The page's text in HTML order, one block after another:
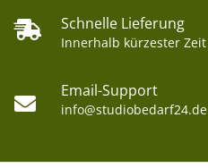
Schnelle Lieferung
Innerhalb kürzester Zeit
Email-Support
info@studiobedarf24.de